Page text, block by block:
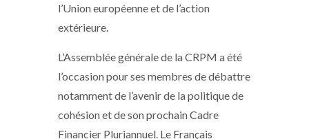
l’Union européenne et de l’action
extérieure.
L’Assemblée générale de la CRPM a été
l’occasion pour ses membres de débattre
notamment de l’avenir de la politique de
cohésion et de son prochain Cadre
Financier Pluriannuel. Le Français